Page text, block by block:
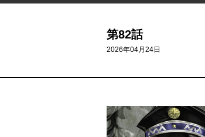
第82話
2026年04月24日